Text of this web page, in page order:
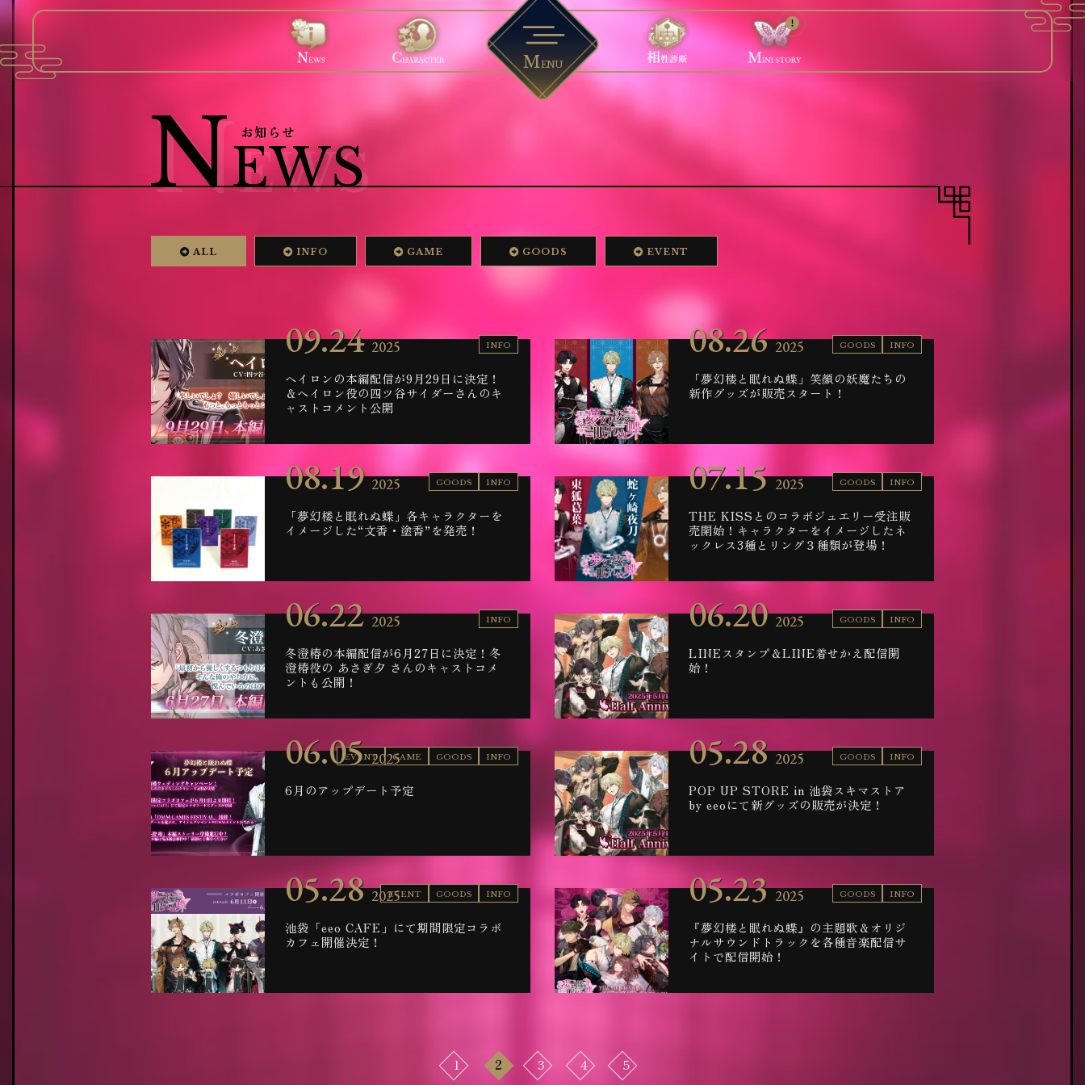
MENU
TOPNEWSSTORY CHARACTERMOVIE
動画
SYSTEM
システム
SOUND
BGM試聴
MINI STORYVOICECHARTANNIV.
お知らせ
NEWS
ALL INFO GAME GOODS EVENT
INFO
09.24 2025
ヘイロンの本編配信が9月29日に決定！
＆ヘイロン役の四ツ谷サイダーさんのキ
ャストコメント公開
GOODS INFO
08.26 2025
「夢幻楼と眠れぬ蝶」笑顔の妖魔たちの
新作グッズが販売スタート！
GOODS INFO
08.19 2025
「夢幻楼と眠れぬ蝶」各キャラクターを
イメージした“文香・塗香”を発売！
GOODS INFO
07.15 2025
THE KISSとのコラボジュエリー受注販
売開始！キャラクターをイメージしたネ
ックレス3種とリング３種類が登場！
INFO
06.22 2025
冬澄椿の本編配信が6月27日に決定！冬
澄椿役の あさぎ夕 さんのキャストコメ
ントも公開！
GOODS INFO
06.20 2025
LINEスタンプ＆LINE着せかえ配信開
始！
EVENT GAME GOODS INFO
06.05 2025
6月のアップデート予定
GOODS INFO
05.28 2025
POP UP STORE in 池袋スキマストア
by eeoにて新グッズの販売が決定！
EVENT GOODS INFO
05.28 2025
池袋「eeo CAFE」にて期間限定コラボ
カフェ開催決定！
GOODS INFO
05.23 2025
『夢幻楼と眠れぬ蝶』の主題歌＆オリジ
ナルサウンドトラックを各種音楽配信サ
イトで配信開始！
1 2 3 4 5